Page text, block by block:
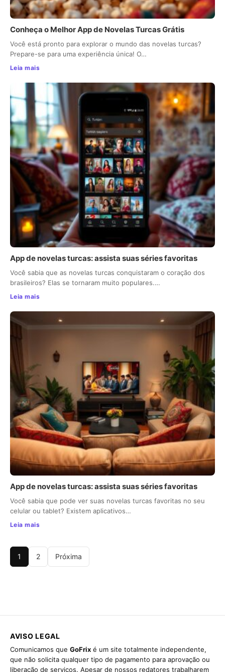
Conheça o Melhor App de Novelas Turcas Grátis
Você está pronto para explorar o mundo das novelas turcas?
Prepare-se para uma experiência única! O…
Leia mais
App de novelas turcas: assista suas séries favoritas
Você sabia que as novelas turcas conquistaram o coração dos
brasileiros? Elas se tornaram muito populares.…
Leia mais
App de novelas turcas: assista suas séries favoritas
Você sabia que pode ver suas novelas turcas favoritas no seu
celular ou tablet? Existem aplicativos…
Leia mais
1 2 Próxima
AVISO LEGAL
Comunicamos que GoFrix é um site totalmente independente,
que não solicita qualquer tipo de pagamento para aprovação ou
liberação de serviços. Apesar de nossos redatores trabalharem